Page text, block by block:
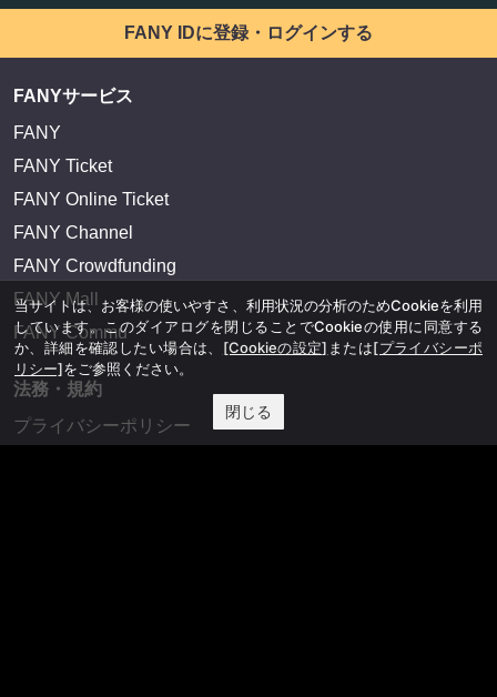
FANY IDに登録・ログインする
FANYサービス
FANY
FANY Ticket
FANY Online Ticket
FANY Channel
FANY Crowdfunding
FANY Mall
FANY Commu
法務・規約
プライバシーポリシー
当サイトは、お客様の使いやすさ、利用状況の分析のためCookieを利用
しています。このダイアログを閉じることでCookieの使用に同意する
か、詳細を確認したい場合は、 [Cookieの設定] または[プライバシーポ
リシー]をご参照ください。
閉じる